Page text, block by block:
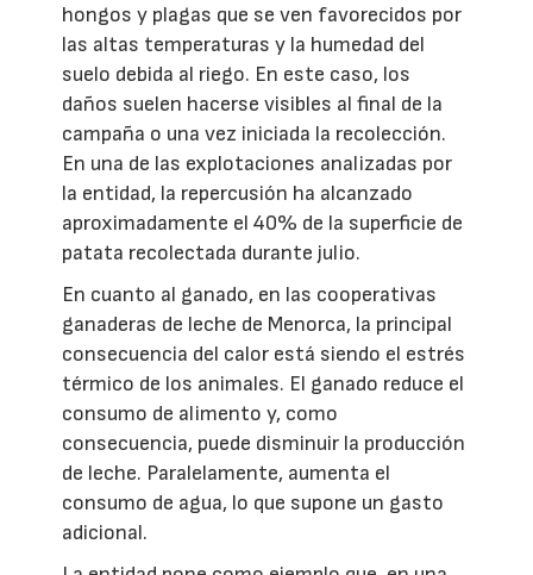
hongos y plagas que se ven favorecidos por
las altas temperaturas y la humedad del
suelo debida al riego. En este caso, los
daños suelen hacerse visibles al final de la
campaña o una vez iniciada la recolección.
En una de las explotaciones analizadas por
la entidad, la repercusión ha alcanzado
aproximadamente el 40% de la superficie de
patata recolectada durante julio.
En cuanto al ganado, en las cooperativas
ganaderas de leche de Menorca, la principal
consecuencia del calor está siendo el estrés
térmico de los animales. El ganado reduce el
consumo de alimento y, como
consecuencia, puede disminuir la producción
de leche. Paralelamente, aumenta el
consumo de agua, lo que supone un gasto
adicional.